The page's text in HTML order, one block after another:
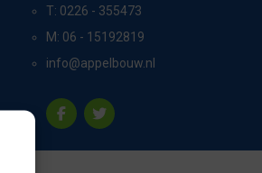
T: 0226 - 355473
M: 06 - 15192819
info@appelbouw.nl